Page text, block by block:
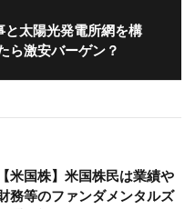
と太陽光発電所網を構
ら激安バーゲン？
【米国株】米国株民は業績や
務等のファンダメンタルズ